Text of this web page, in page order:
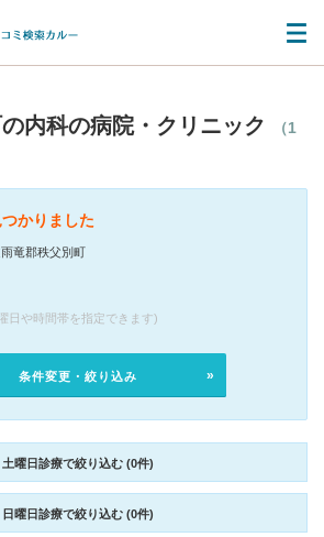
内科の病院・クリニック
（1
かりました
竜郡秩父別町
日や時間帯を指定できます)
条件変更・絞り込み
土曜日診療で絞り込む (0件)
日曜日診療で絞り込む (0件)